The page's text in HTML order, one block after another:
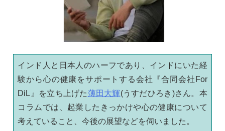
インド人と日本人のハーフであり、インドにいた経
験から心の健康をサポートする会社『合同会社For
DiL』を立ち上げた薄田大輝(うすだひろき)さん。本
コラムでは、起業したきっかけや心の健康について
考えていること、今後の展望などを伺いました。